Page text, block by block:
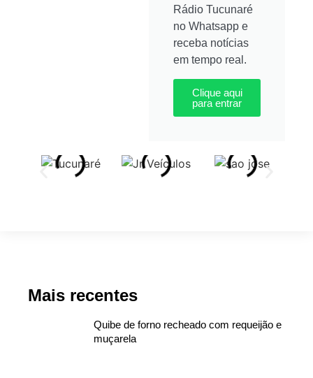
Rádio Tucunaré
no Whatsapp e
receba notícias
em tempo real.
Clique aqui
para entrar
Mais recentes
Quibe de forno recheado com requeijão e
muçarela